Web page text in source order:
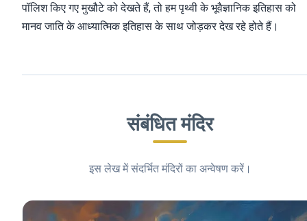
पॉलिश किए गए मुखौटे को देखते हैं, तो हम पृथ्वी के भूवैज्ञानिक इतिहास को
मानव जाति के आध्यात्मिक इतिहास के साथ जोड़कर देख रहे होते हैं।
संबंधित मंदिर
इस लेख में संदर्भित मंदिरों का अन्वेषण करें।